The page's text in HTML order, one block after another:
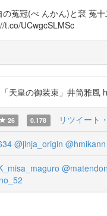
菟冠(べ んかん)と袞 菟
t.co/UCwgcSLMSc
天皇の御装束」井筒雅風
26 0.178 リツイート
@jinja_origin @hmikann
@matendon